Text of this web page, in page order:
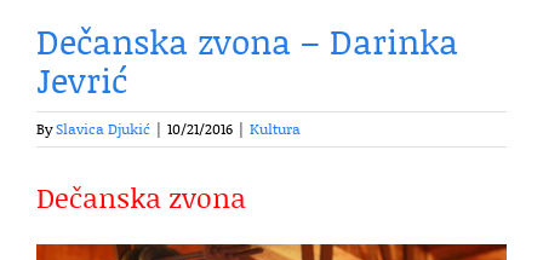
Dečanska zvona – Darinka
Jevrić
BySlavica Djukić 10/21/2016 Kultura
Dečanska zvona